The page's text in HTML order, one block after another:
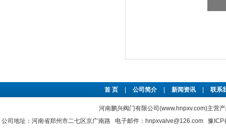
首 页 公司简介 新闻资讯 联系
河南鹏兴阀门有限公司(www.hnpxv.com)主营
公司地址：河南省郑州市二七区京广南路 电子邮件：hnpxvalve@126.com 豫ICP